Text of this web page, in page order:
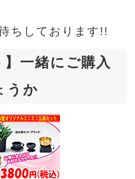
ちしております!!
】一緒にご購入
うか